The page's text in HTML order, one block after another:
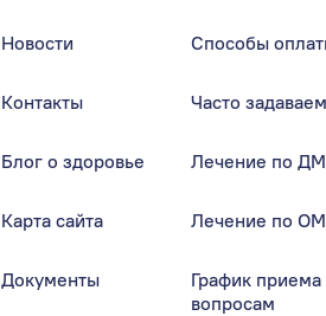
Новости
Контакты
Блог о здоровье
Карта сайта
Документы
Способы
Часто
Лечение по
Лечение по
График
вопросам